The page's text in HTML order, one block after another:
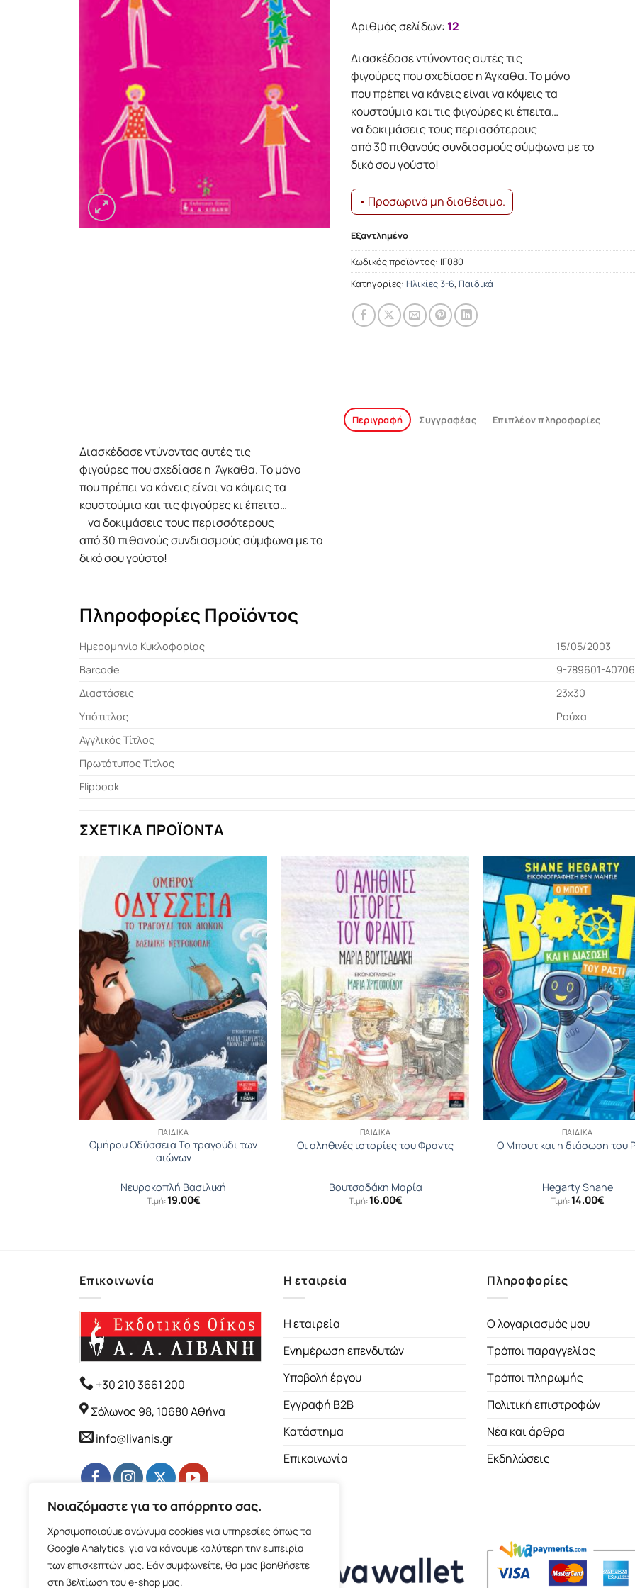
Νοιαζόμαστε για το απόρρητο σας.
Χρησιμοποιούμε ανώνυμα cookies για υπηρεσίες όπως τα
Google Analytics, για να κάνουμε καλύτερη την εμπειρία
των επισκεπτών μας. Εάν συμφωνείτε, θα μας βοηθήσετε
στη βελτίωση του e-shop μας.
Αριθμός σελίδων: 12
Διασκέδασε ντύνοντας αυτές τις
φιγούρες που σχεδίασε η Άγκαθα. Το μόνο
που πρέπει να κάνεις είναι να κόψεις τα
κουστούμια και τις φιγούρες κι έπειτα…
να δοκιμάσεις τους περισσότερους
από 30 πιθανούς συνδιασμούς σύμφωνα με το
δικό σου γούστο!
• Προσωρινά μη διαθέσιμο.
Εξαντλημένο
Κωδικός προϊόντος: ΙΓ080
Κατηγορίες: Ηλικίες 3-6, Παιδικά
Περιγραφή Συγγραφέας Επιπλέον πληροφορίες
Διασκέδασε ντύνοντας αυτές τις
φιγούρες που σχεδίασε η Άγκαθα. Το μόνο
που πρέπει να κάνεις είναι να κόψεις τα
κουστούμια και τις φιγούρες κι έπειτα…
να δοκιμάσεις τους περισσότερους
από 30 πιθανούς συνδιασμούς σύμφωνα με το
δικό σου γούστο!
Πληροφορίες Προϊόντος
Ημερομηνία Κυκλοφορίας
15/05/2003
Barcode
9-789601-
Διαστάσεις
23x30
Υπότιτλος
Ρούχα
Αγγλικός Τίτλος
Πρωτότυπος Τίτλος
Flipbook
ΣΧΕΤΙΚΆ ΠΡΟΪΌΝΤΑ
ΠΑΙΔΙΚΆ
Ομήρου Οδύσσεια Το τραγούδι των
αιώνων
Νευροκοπλή Βασιλική
Τιμή:19.00€
ΠΑΙΔΙΚΆ
Οι αληθινές ιστορίες του Φραντς
Βουτσαδάκη Μαρία
Τιμή:16.00€
ΠΑΙΔΙΚΆ
Ο Μπουτ και η διάσωση του
Hegarty Shane
Τιμή:14.00€
Επικοινωνία
+30 210 3661 200
Σόλωνος 98, 10680 Αθήνα
info@livanis.gr
Η εταιρεία
Η εταιρεία
Ενημέρωση επενδυτών
Υποβολή έργου
Εγγραφή B2B
Κατάστημα
Επικοινωνία
Πληροφορίες
Ο λογαριασμός μου
Τρόποι παραγγελίας
Τρόποι πληρωμής
Πολιτική επιστροφών
Νέα και άρθρα
Εκδηλώσεις